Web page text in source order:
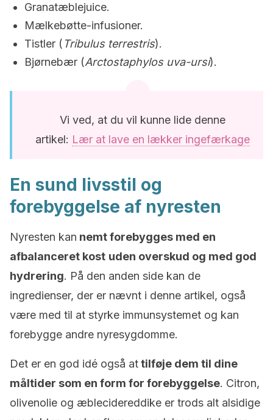
Granatæblejuice.
Mælkebøtte-infusioner.
Tistler ( Tribulus terrestris).
Bjørnebær (Arctostaphylos uva-ursi).
Vi ved, at du vil kunne lide denne
artikel: Lær at lave en lækker ingefærkage
En sund livsstil og
forebyggelse af nyresten
Nyresten kan nemt forebygges med en
afbalanceret kost uden overskud og med god
hydrering. På den anden side kan de
ingredienser, der er nævnt i denne artikel, også
være med til at styrke immunsystemet og kan
forebygge andre nyresygdomme.
Det er en god idé også attilføje dem til dine
måltider som en form for forebyggelse. Citron,
olivenolie og æblecidereddike er trods alt alsidige